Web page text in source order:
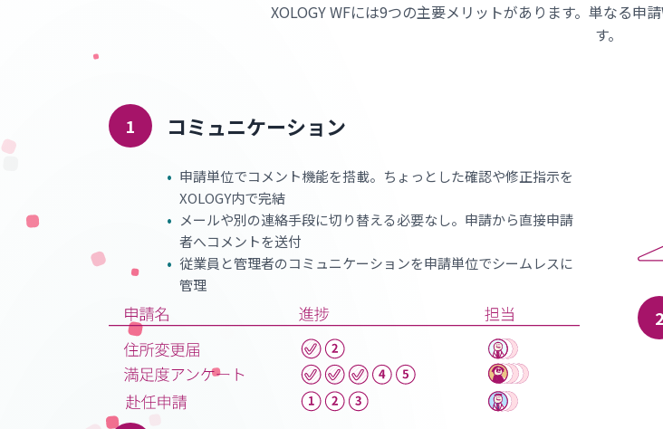
XOLOGY WFには9つの主要メリットがあります。単なる申
す。
1 コミュニケーション
• 申請単位でコメント機能を搭載。ちょっとした確認や修正指示を
XOLOGY内で完結
• メールや別の連絡手段に切り替える必要なし。申請から直接申請
者へコメントを送付
• 従業員と管理者のコミュニケーションを申請単位でシームレスに
管理
2